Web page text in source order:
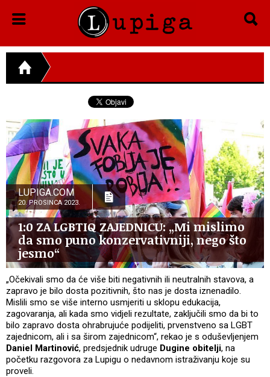
LUPIGA.COM
20. PROSINCA 2023.
1:0 ZA LGBTIQ ZAJEDNICU: „Mi mislimo
da smo puno konzervativniji, nego što
jesmo“
„Očekivali smo da će više biti negativnih ili neutralnih stavova, a
zapravo je bilo dosta pozitivnih, što nas je dosta iznenadilo.
Mislili smo se više interno usmjeriti u sklopu edukacija,
zagovaranja, ali kada smo vidjeli rezultate, zaključili smo da bi to
bilo zapravo dosta ohrabrujuće podijeliti, prvenstveno sa LGBT
zajednicom, ali i sa širom zajednicom“, rekao je s oduševljenjem
Daniel Martinović, predsjednik udruge Dugine obitelji, na
početku razgovora za Lupigu o nedavnom istraživanju koje su
proveli.